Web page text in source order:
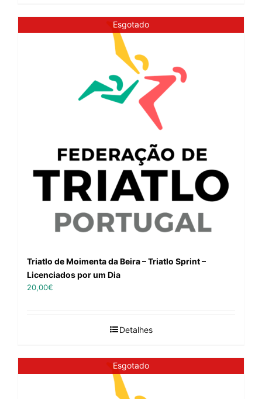
Esgotado
Triatlo de Moimenta da Beira – Triatlo Sprint –
Licenciados por um Dia
20,00€
Detalhes
Esgotado